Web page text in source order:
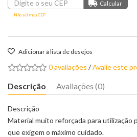
Não sei meu CEP
Adicionar à lista de desejos
0 avaliações /Avalie este
Descrição Avaliações (0)
Descrição
Material muito reforçada para utilização
que exigem o máximo cuidado.